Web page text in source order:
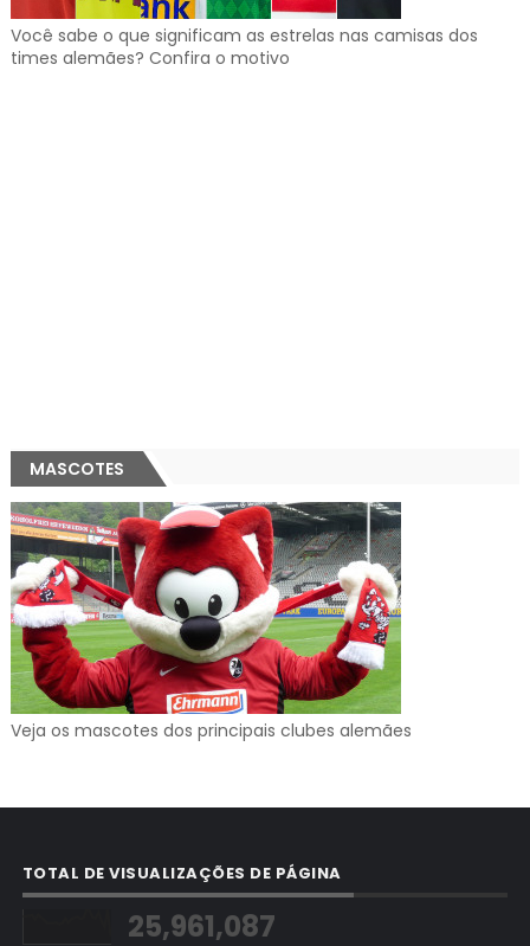
Você sabe o que significam as estrelas nas camisas dos
times alemães? Confira o motivo
MASCOTES
Veja os mascotes dos principais clubes alemães
TOTAL DE VISUALIZAÇÕES DE PÁGINA
25,961,087